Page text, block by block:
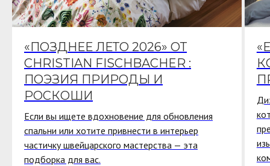
«ПОЗДНЕЕ ЛЕТО 2026» ОТ
CHRISTIAN FISCHBACHER :
ПОЭЗИЯ ПРИРОДЫ И
РОСКОШИ
Если вы ищете вдохновение для обновления
спальни или хотите привнести в интерьер
частичку швейцарского мастерства — эта
подборка для вас.